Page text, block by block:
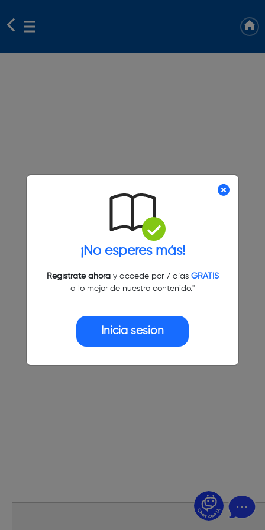
¡No esperes más!
Regístrate ahoray accede por 7 días GRATIS
a lo mejor de nuestro contenido."
Inicia sesión